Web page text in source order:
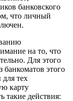
банковского
что личный
на то, что
Для этого
банкоматов этого
для тех
карту
такие действия: